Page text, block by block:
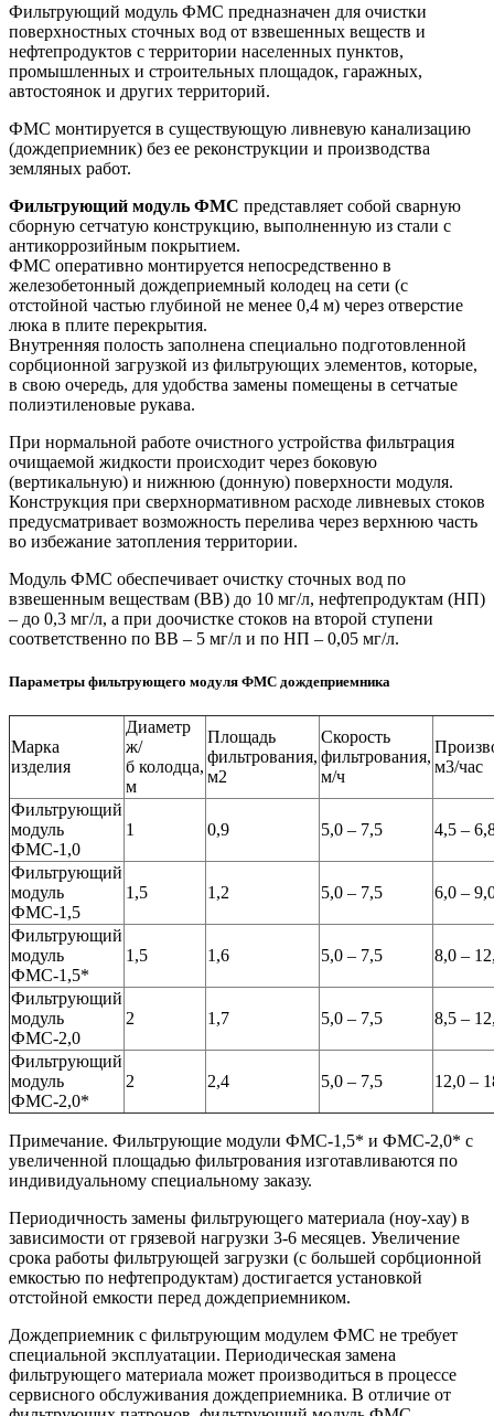
Фильтрующий модуль ФМС предназначен для очистки
поверхностных сточных вод от взвешенных веществ и
нефтепродуктов с территории населенных пунктов,
промышленных и строительных площадок, гаражных,
автостоянок и других территорий.
ФМС монтируется в существующую ливневую канализацию
(дождеприемник) без ее реконструкции и производства
земляных работ.
Фильтрующий модуль ФМС представляет собой сварную
сборную сетчатую конструкцию, выполненную из стали с
антикоррозийным покрытием.
ФМС оперативно монтируется непосредственно в
железобетонный дождеприемный колодец на сети (с
отстойной частью глубиной не менее 0,4 м) через отверстие
люка в плите перекрытия.
Внутренняя полость заполнена специально подготовленной
сорбционной загрузкой из фильтрующих элементов, которые,
в свою очередь, для удобства замены помещены в сетчатые
полиэтиленовые рукава.
При нормальной работе очистного устройства фильтрация
очищаемой жидкости происходит через боковую
(вертикальную) и нижнюю (донную) поверхности модуля.
Конструкция при сверхнормативном расходе ливневых стоков
предусматривает возможность перелива через верхнюю часть
во избежание затопления территории.
Модуль ФМС обеспечивает очистку сточных вод по
взвешенным веществам (ВВ) до 10 мг/л, нефтепродуктам (НП)
– до 0,3 мг/л, а при доочистке стоков на второй ступени
соответственно по ВВ – 5 мг/л и по НП – 0,05 мг/л.
Параметры фильтрующего модуля ФМС дождеприемника
Марка
изделия
Диаметр
ж/
б колодца,
м
Площадь
фильтрования,
м2
Скорость
фильтрования,
м/ч
м3/
Фильтрующий
модуль
ФМС-1,0
1 0,9 5,0 – 7,5 4,5 –
Фильтрующий
модуль
ФМС-1,5
1,5 1,2 5,0 – 7,5 6,0 –
Фильтрующий
модуль
ФМС-1,5*
1,5 1,6 5,0 – 7,5 8,0 –
Фильтрующий
модуль
ФМС-2,0
2 1,7 5,0 – 7,5 8,5 –
Фильтрующий
модуль
ФМС-2,0*
2 2,4 5,0 – 7,5 12,0 –
Примечание. Фильтрующие модули ФМС-1,5* и ФМС-2,0* с
увеличенной площадью фильтрования изготавливаются по
индивидуальному специальному заказу.
Периодичность замены фильтрующего материала (ноу-хау) в
зависимости от грязевой нагрузки 3-6 месяцев. Увеличение
срока работы фильтрующей загрузки (с большей сорбционной
емкостью по нефтепродуктам) достигается установкой
отстойной емкости перед дождеприемником.
Дождеприемник с фильтрующим модулем ФМС не требует
специальной эксплуатации. Периодическая замена
фильтрующего материала может производиться в процессе
сервисного обслуживания дождеприемника. В отличие от